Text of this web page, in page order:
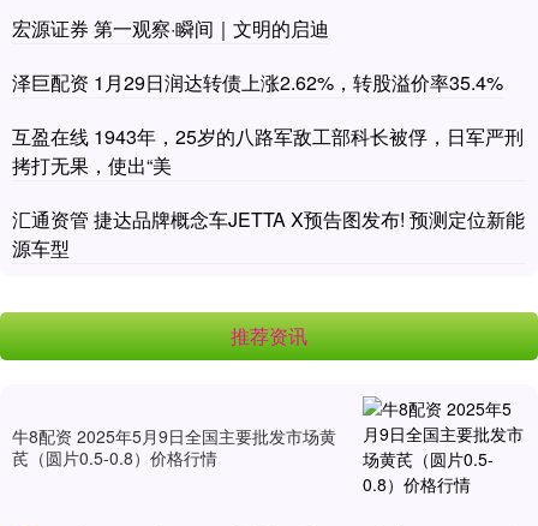
宏源证券 第一观察·瞬间｜文明的启迪
泽巨配资 1月29日润达转债上涨2.62%，转股溢价率35.4%
互盈在线 1943年，25岁的八路军敌工部科长被俘，日军严刑
拷打无果，使出“美
汇通资管 捷达品牌概念车JETTA X预告图发布! 预测定位新能
源车型
推荐资讯
牛8配资 2025年5月9日全国主要批发市场黄
芪（圆片0.5-0.8）价格行情